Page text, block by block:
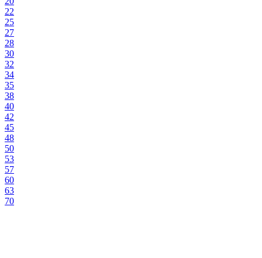
22
25
27
28
30
32
34
35
38
40
42
45
48
50
53
57
60
63
70